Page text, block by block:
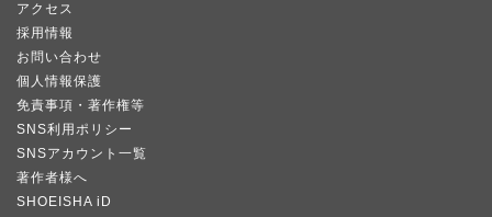
アクセス
採用情報
お問い合わせ
個人情報保護
免責事項・著作権等
SNS利用ポリシー
SNSアカウント一覧
著作者様へ
SHOEISHA iD